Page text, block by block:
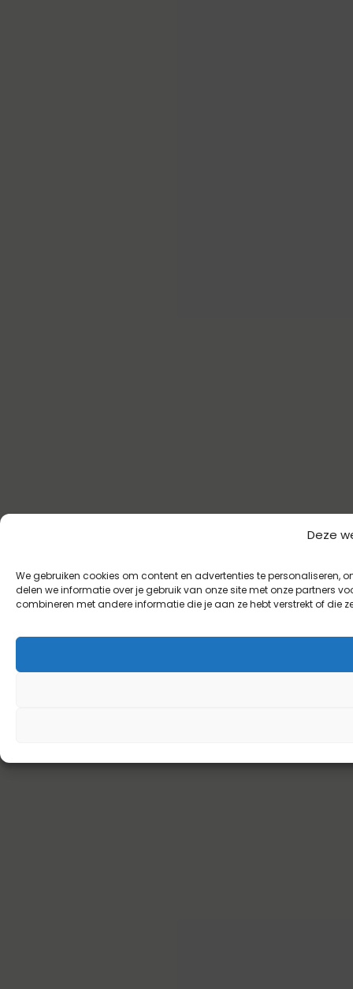
Deze
We gebruiken cookies om content en advertenties te personaliseren,
delen we informatie over je gebruik van onze site met onze partners
combineren met andere informatie die je aan ze hebt verstrekt of die